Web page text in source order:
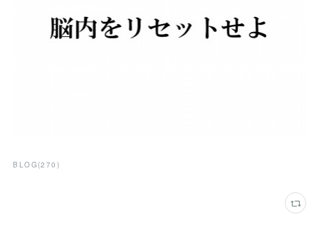
BLOG (270 )